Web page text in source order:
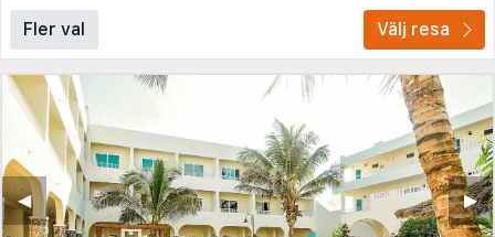
Fler val Välj resa
▶︎
◀︎